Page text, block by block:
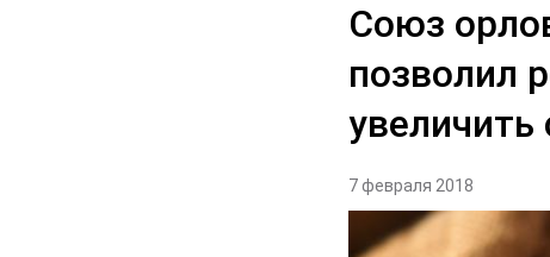
Союз
позволил
7 февраля 2018